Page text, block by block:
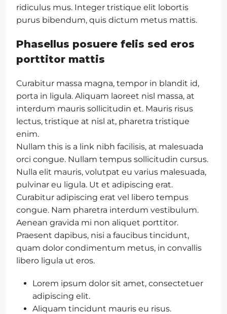
ridiculus mus. Integer tristique elit lobortis
purus bibendum, quis dictum metus mattis.
Phasellus posuere felis sed eros
porttitor mattis
Curabitur massa magna, tempor in blandit id,
porta in ligula. Aliquam laoreet nisl massa, at
interdum mauris sollicitudin et. Mauris risus
lectus, tristique at nisl at, pharetra tristique
enim.
Nullam this is a link nibh facilisis, at malesuada
orci congue. Nullam tempus sollicitudin cursus.
Nulla elit mauris, volutpat eu varius malesuada,
pulvinar eu ligula. Ut et adipiscing erat.
Curabitur adipiscing erat vel libero tempus
congue. Nam pharetra interdum vestibulum.
Aenean gravida mi non aliquet porttitor.
Praesent dapibus, nisi a faucibus tincidunt,
quam dolor condimentum metus, in convallis
libero ligula ut eros.
Lorem ipsum dolor sit amet, consectetuer
adipiscing elit.
Aliquam tincidunt mauris eu risus.